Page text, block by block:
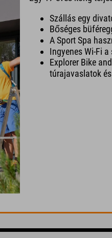
Szállás egy
Bőséges
A Sport Spa
Ingyenes Wi-Fi
Explorer Bike
túrajavaslatok